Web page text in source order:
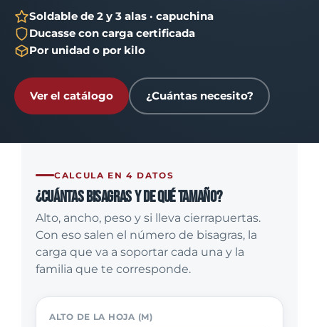
Soldable de 2 y 3 alas · capuchina
Ducasse con carga certificada
Por unidad o por kilo
Ver el catálogo ¿Cuántas necesito?
CALCULA EN 4 DATOS
¿Cuántas bisagras y de qué tamaño?
Alto, ancho, peso y si lleva cierrapuertas.
Con eso salen el número de bisagras, la
carga que va a soportar cada una y la
familia que te corresponde.
ALTO DE LA HOJA (M)